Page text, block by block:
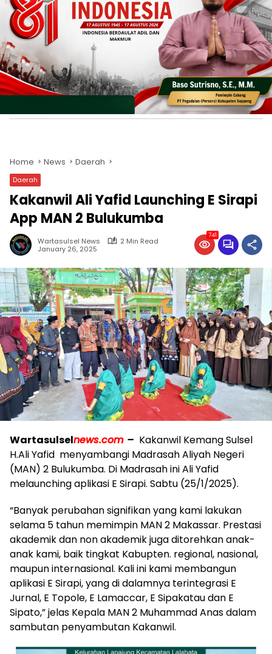
Home News Daerah
Daerah
Kakanwil Ali Yafid Launching E Sirapi
App MAN 2 Bulukumba
Wartasulsel News
2 Min Read
January 26, 2025
741
Wartasulselnews.com – Kakanwil Kemang Sulsel
H.Ali Yafid menyambangi Madrasah Aliyah Negeri
(MAN) 2 Bulukumba. Di Madrasah ini Ali Yafid
melaunching aplikasi E Sirapi. Sabtu (25/1/2025).
“Banyak perubahan signifikan yang kami lakukan
selama 5 tahun memimpin MAN 2 Makassar. Prestasi
akademik dan non akademik juga ditorehkan anak-
anak kami, baik tingkat Kabupten. regional, nasional,
maupun internasional. Kali ini kami membangun
aplikasi E Sirapi, yang di dalamnya terintegrasi E
Jurnal, E Topole, E Lamaccar, E Sipakatau dan E
Sipato,” jelas Kepala MAN 2 Muhammad Anas dalam
sambutan penyambutan Kakanwil.